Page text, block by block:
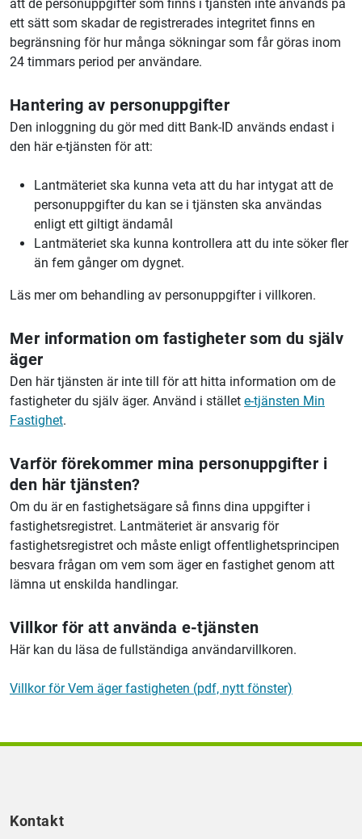
att de personuppgifter som finns i tjänsten inte används på
ett sätt som skadar de registrerades integritet finns en
begränsning för hur många sökningar som får göras inom
24 timmars period per användare.
Hantering av personuppgifter
Den inloggning du gör med ditt Bank-ID används endast i
den här e-tjänsten för att:
Lantmäteriet ska kunna veta att du har intygat att de
personuppgifter du kan se i tjänsten ska användas
enligt ett giltigt ändamål
Lantmäteriet ska kunna kontrollera att du inte söker fler
än fem gånger om dygnet.
Läs mer om behandling av personuppgifter i villkoren.
Mer information om fastigheter som du själv
äger
Den här tjänsten är inte till för att hitta information om de
fastigheter du själv äger. Använd i stället e-tjänsten Min
Fastighet.
Varför förekommer mina personuppgifter i
den här tjänsten?
Om du är en fastighetsägare så finns dina uppgifter i
fastighetsregistret. Lantmäteriet är ansvarig för
fastighetsregistret och måste enligt offentlighetsprincipen
besvara frågan om vem som äger en fastighet genom att
lämna ut enskilda handlingar.
Villkor för att använda e-tjänsten
Här kan du läsa de fullständiga användarvillkoren.
Villkor för Vem äger fastigheten (pdf, nytt fönster)
Kontakt